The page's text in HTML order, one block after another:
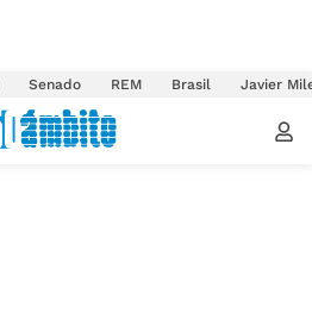
Senado REM Brasil Javier